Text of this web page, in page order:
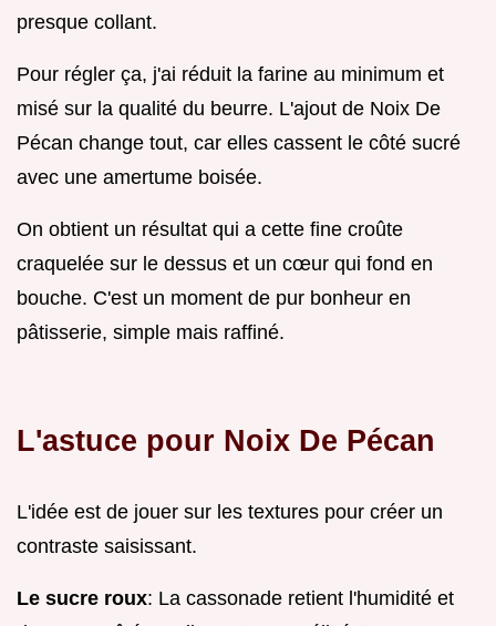
presque collant.
Pour régler ça, j'ai réduit la farine au minimum et
misé sur la qualité du beurre. L'ajout de Noix De
Pécan change tout, car elles cassent le côté sucré
avec une amertume boisée.
On obtient un résultat qui a cette fine croûte
craquelée sur le dessus et un cœur qui fond en
bouche. C'est un moment de pur bonheur en
pâtisserie, simple mais raffiné.
L'astuce pour Noix De Pécan
L'idée est de jouer sur les textures pour créer un
contraste saisissant.
Le sucre roux: La cassonade retient l'humidité et